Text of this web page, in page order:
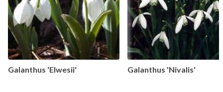
Galanthus 'Elwesii' Galanthus 'Nivalis'